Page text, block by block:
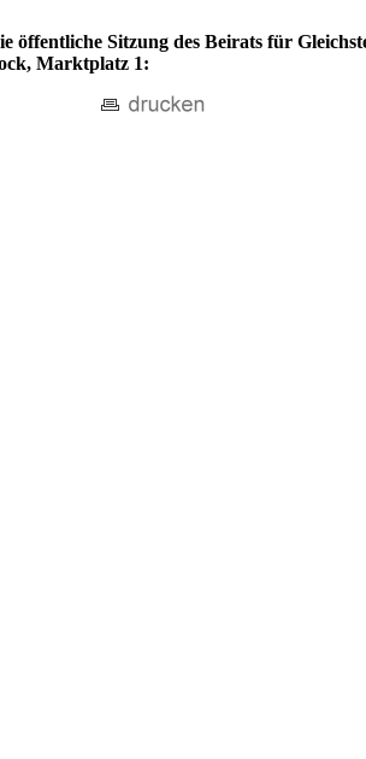
öffentliche Sitzung des Beirats für
Marktplatz 1: